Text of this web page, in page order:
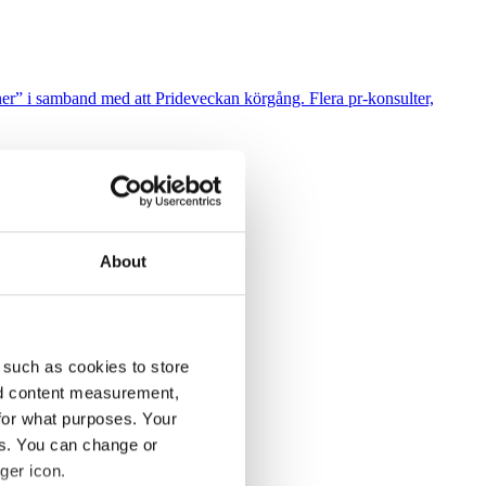
About
as cookies to store
content measurement,
what purposes. Your
You can change or
icon.
i samband med att Prideveckan körgång. Flera pr-konsulter,
Svenska Nyheter i SVT.
ledaren Ebba Busch tal.